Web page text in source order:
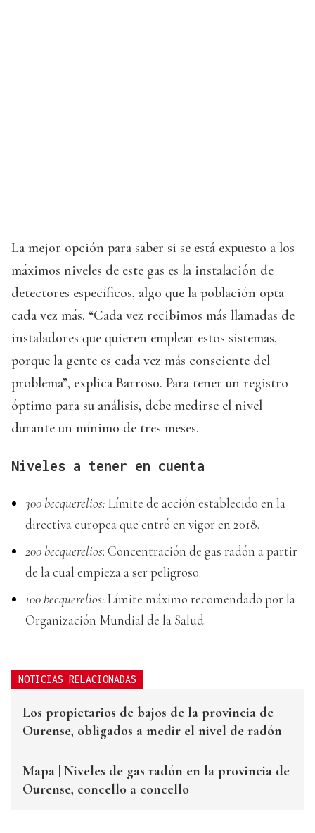
La mejor opción para saber si se está expuesto a los
máximos niveles de este gas es la instalación de
detectores específicos, algo que la población opta
cada vez más. “Cada vez recibimos más llamadas de
instaladores que quieren emplear estos sistemas,
porque la gente es cada vez más consciente del
problema”, explica Barroso. Para tener un registro
óptimo para su análisis, debe medirse el nivel
durante un mínimo de tres meses.
Niveles a tener en cuenta
300 becquerelios: Límite de acción establecido en la
directiva europea que entró en vigor en 2018.
200 becquerelios: Concentración de gas radón a partir
de la cual empieza a ser peligroso.
100 becquerelios: Límite máximo recomendado por la
Organización Mundial de la Salud.
NOTICIAS RELACIONADAS
Los propietarios de bajos de la provincia de
Ourense, obligados a medir el nivel de radón
Mapa | Niveles de gas radón en la provincia de
Ourense, concello a concello